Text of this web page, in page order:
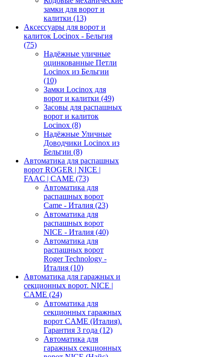
замки для ворот и
калитки (13)
Аксессуары для ворот и
калиток Locinox - Бельгия
(75)
Надёжные уличные
оцинкованные Петли
Locinox из Бельгии
(10)
Замки Locinox для
ворот и калитки (49)
Засовы для распашных
ворот и калиток
Locinox (8)
Надёжные Уличные
Доводчики Locinox из
Бельгии (8)
Автоматика для распашных
ворот ROGER | NICE |
FAAC | CAME (73)
Автоматика для
распашных ворот
Came - Италия (23)
Автоматика для
распашных ворот
NICE - Италия (40)
Автоматика для
распашных ворот
Roger Technology -
Италия (10)
Автоматика для гаражных и
секционных ворот. NICE |
CAME (24)
Автоматика для
секционных гаражных
ворот CAME (Италия).
Гарантия 3 года (12)
Автоматика для
гаражных секционных